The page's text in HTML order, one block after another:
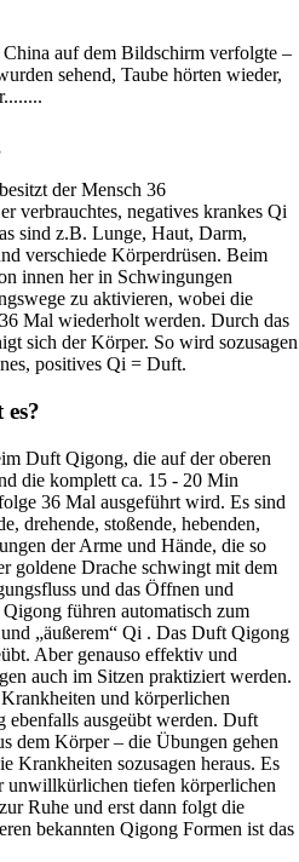
auf dem Bildschirm verfolgte –
sehend, Taube hörten wieder,
der Mensch 36
verbrauchtes, negatives krankes Qi
sind z.B. Lunge, Haut, Darm,
verschiede Körperdrüsen. Beim
innen her in Schwingungen
zu aktivieren, wobei die
Mal wiederholt werden. Durch das
sich der Körper. So wird sozusagen
positives Qi = Duft.
Duft Qigong, die auf der oberen
die komplett ca. 15 - 20 Min
36 Mal ausgeführt wird. Es sind
drehende, stoßende, hebenden,
der Arme und Hände, die so
goldene Drache schwingt mit dem
und das Öffnen und
führen automatisch zum
„äußerem“ Qi . Das Duft Qigong
Aber genauso effektiv und
auch im Sitzen praktiziert werden.
und körperlichen
ausgeübt werden. Duft
dem Körper – die Übungen gehen
Krankheiten sozusagen heraus. Es
unwillkürlichen tiefen körperlichen
Ruhe und erst dann folgt die
bekannten Qigong Formen ist das